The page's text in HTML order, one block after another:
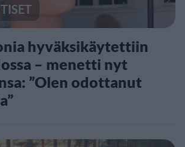
hyväksikäytettiin
– menetti nyt
”Olen odottanut